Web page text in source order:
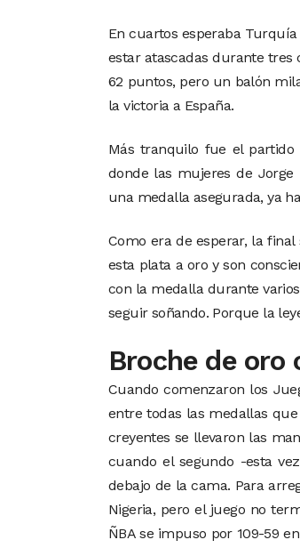
En cuartos esperaba
estar atascadas durante tres
62 puntos, pero un balón
la victoria a España.
Más tranquilo fue el partido
donde las mujeres de
una medalla asegurada, ya
Como era de esperar, la
esta plata a oro y son
con la medalla durante
seguir soñando. Porque la
Broche de oro
Cuando comenzaron los
entre todas las medallas
creyentes se llevaron las
cuando el segundo -esta
debajo de la cama. Para
Nigeria, pero el juego no
ÑBA se impuso por 109-59